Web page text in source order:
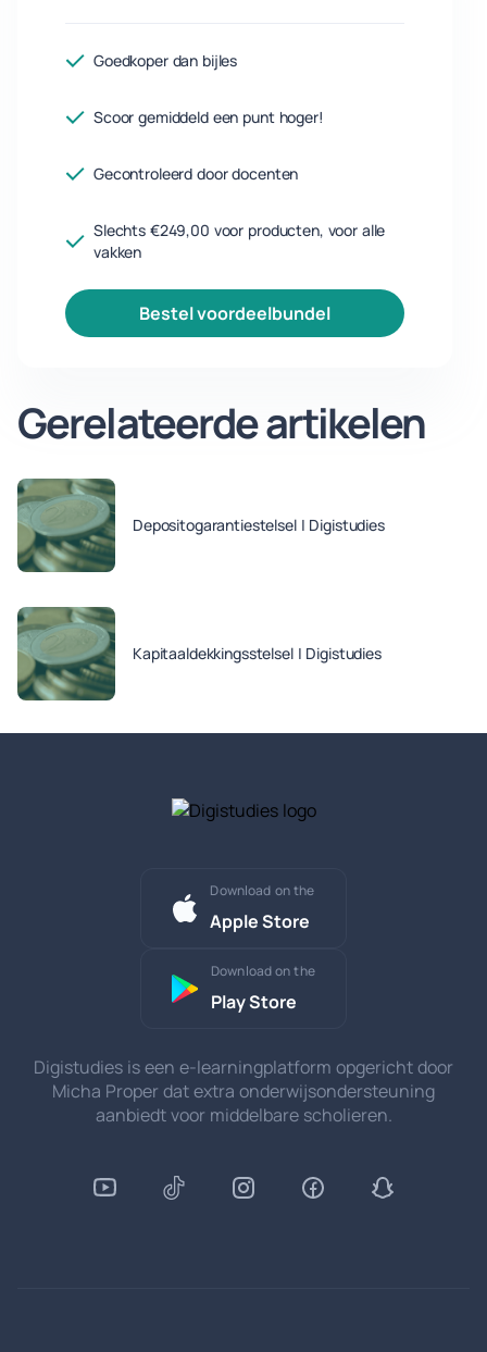
Goedkoper dan bijles
Scoor gemiddeld een punt hoger!
Gecontroleerd door docenten
Slechts €249,00 voor producten, voor alle
vakken
bestel voordeelbundel
Gerelateerde artikelen
Depositogarantiestelsel | Digistudies
Kapitaaldekkingsstelsel | Digistudies
Download on the
Apple Store
Download on the
Play Store
Digistudies is een e-learningplatform opgericht door
Micha Proper dat extra onderwijsondersteuning
aanbiedt voor middelbare scholieren.